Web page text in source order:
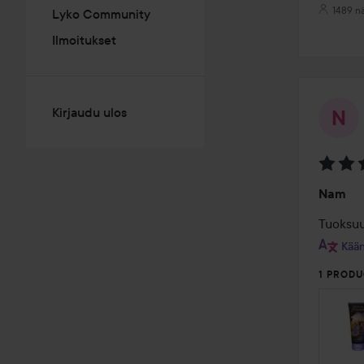
Lyko Community
Ilmoitukset
Kirjaudu ulos
1489
5
/
5
Nam
1